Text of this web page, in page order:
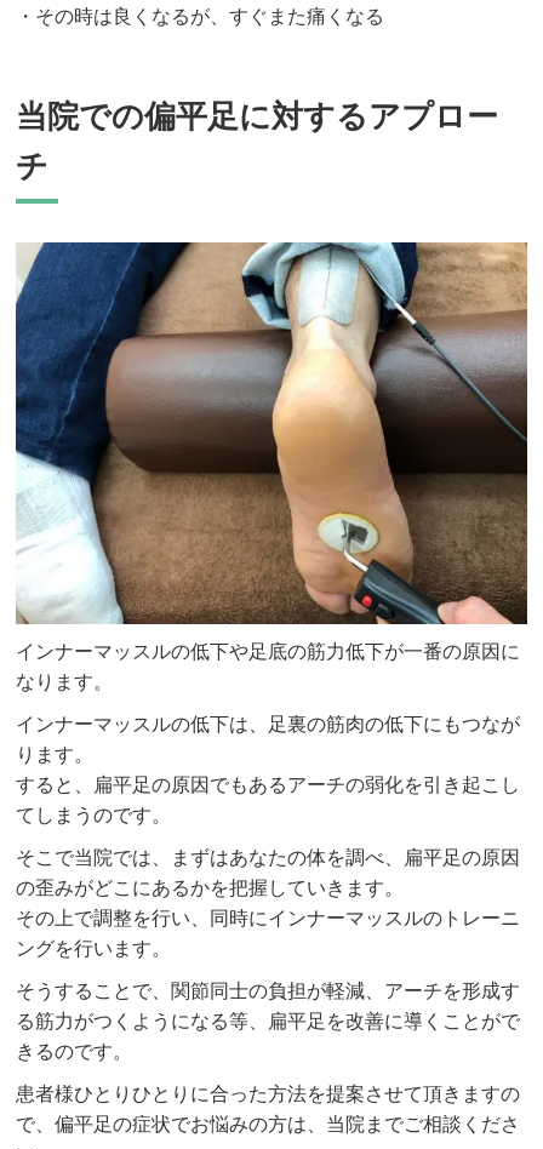
・その時は良くなるが、すぐまた痛くなる
当院での偏平足に対するアプロー
チ
インナーマッスルの低下や足底の筋力低下が一番の原因に
なります。
インナーマッスルの低下は、足裏の筋肉の低下にもつなが
ります。
すると、扁平足の原因でもあるアーチの弱化を引き起こし
てしまうのです。
そこで当院では、まずはあなたの体を調べ、扁平足の原因
の歪みがどこにあるかを把握していきます。
その上で調整を行い、同時にインナーマッスルのトレーニ
ングを行います。
そうすることで、関節同士の負担が軽減、アーチを形成す
る筋力がつくようになる等、扁平足を改善に導くことがで
きるのです。
患者様ひとりひとりに合った方法を提案させて頂きますの
で、偏平足の症状でお悩みの方は、当院までご相談くださ